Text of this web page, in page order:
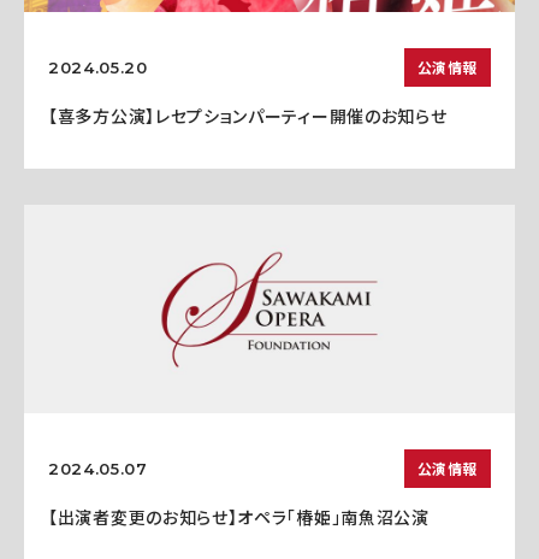
2024.05.20 公演情報
【喜多方公演】レセプションパーティー開催のお知らせ
2024.05.07 公演情報
【出演者変更のお知らせ】オペラ「椿姫」南魚沼公演